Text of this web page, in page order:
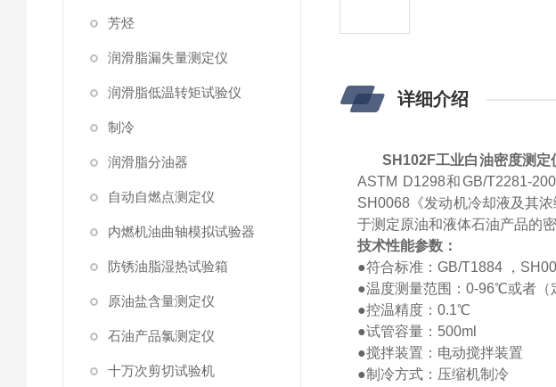
芳烃
润滑脂漏失量测定仪
润滑脂低温转矩试验仪
制冷
润滑脂分油器
自动自燃点测定仪
内燃机油曲轴模拟试验器
防锈油脂湿热试验箱
原油盐含量测定仪
石油产品氯测定仪
十万次剪切试验机
详细介绍
SH102F工业白油密度测定
ASTM D1298和GB/T2281-
SH0068《发动机冷却液及其
于测定原油和液体石油产品的密
技术性能参数：
●符合标准：GB/T1884 ，
●温度测量范围：0-96℃或者
●控温精度：0.1℃
●试管容量： 500ml
●搅拌装置：电动搅拌装置
●制冷方式：压缩机制冷